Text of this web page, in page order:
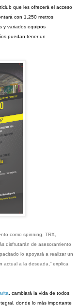
que les ofrecerá el acceso
con 1.250 metros
y variados equipos
puedan tener un
como spinning, TRX,
disfrutarán de asesoramiento
lo apoyará a realizar un
actual a la deseada,” explica
, cambiará la vida de todos
donde lo más importante